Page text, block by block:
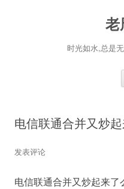
老
时光如水,总是
电信联通合并又炒
发表评论
电信联通合并又炒起来